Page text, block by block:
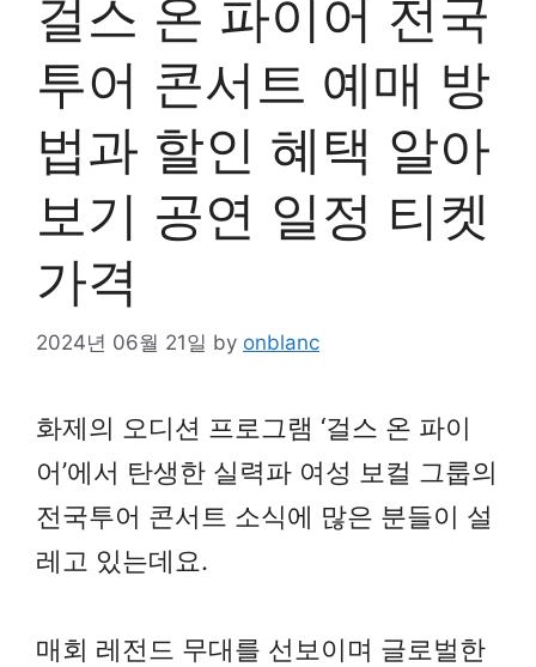
걸스 온 파이어 전국
투어 콘서트 예매 방
법과 할인 혜택 알아
보기 공연 일정 티켓
가격
2024년 06월 21일 by onblanc
화제의 오디션 프로그램 ‘걸스 온 파이
어’에서 탄생한 실력파 여성 보컬 그룹의
전국투어 콘서트 소식에 많은 분들이 설
레고 있는데요.
매회 레전드 무대를 선보이며 글로벌한